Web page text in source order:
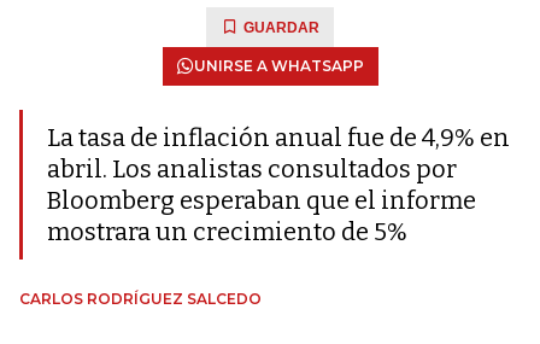
GUARDAR
UNIRSE A WHATSAPP
La tasa de inflación anual fue de 4,9% en
abril. Los analistas consultados por
Bloomberg esperaban que el informe
mostrara un crecimiento de 5%
CARLOS RODRÍGUEZ SALCEDO